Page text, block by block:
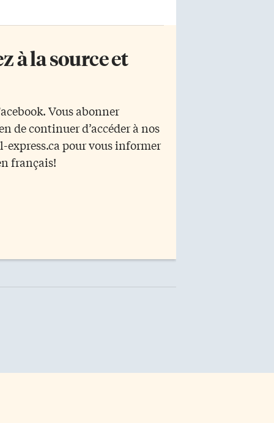
à la source et
Vous abonner
de continuer d’accéder à nos
express.ca pour vous informer
français!